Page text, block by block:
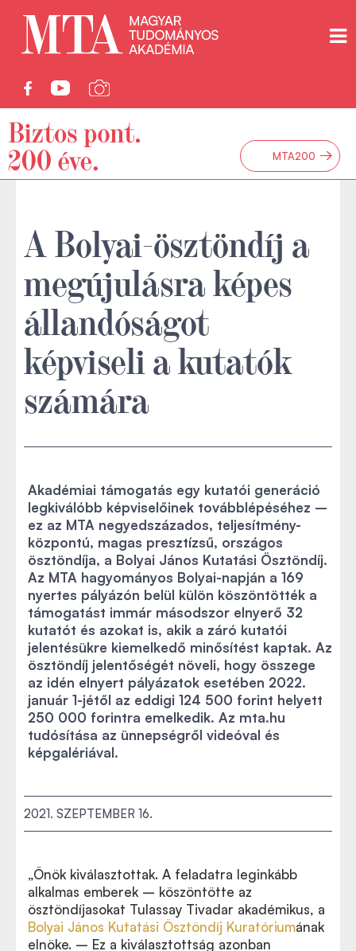
MTA200 →
A Bolyai-ösztöndíj a
megújulásra képes
állandóságot
képviseli a kutatók
számára
Akadémiai támogatás egy kutatói generáció
legkiválóbb képviselőinek továbblépéséhez –
ez az MTA negyedszázados, teljesítmény-
központú, magas presztízsű, országos
ösztöndíja, a Bolyai János Kutatási Ösztöndíj.
Az MTA hagyományos Bolyai-napján a 169
nyertes pályázón belül külön köszöntötték a
támogatást immár másodszor elnyerő 32
kutatót és azokat is, akik a záró kutatói
jelentésükre kiemelkedő minősítést kaptak. Az
ösztöndíj jelentőségét növeli, hogy összege
az idén elnyert pályázatok esetében 2022.
január 1-jétől az eddigi 124 500 forint helyett
250 000 forintra emelkedik. Az mta.hu
tudósítása az ünnepségről videóval és
képgalériával.
2021. SZEPTEMBER 16.
„Önök kiválasztottak. A feladatra leginkább
alkalmas emberek – köszöntötte az
ösztöndíjasokat Tulassay Tivadar akadémikus, a
Bolyai János Kutatási Ösztöndíj Kuratóriumának
elnöke. – Ez a kiválasztottság azonban